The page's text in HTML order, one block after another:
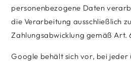
personenbezogene Daten
die Verarbeitung ausschließlich
Zahlungsabwicklung gemäß Art.
Google behält sich vor, bei jeder